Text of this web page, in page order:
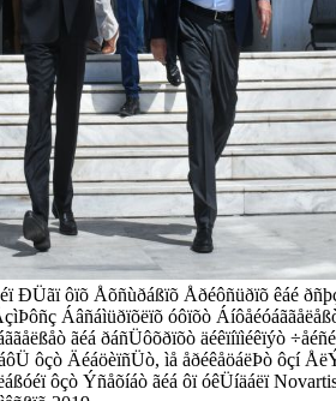
ÐÜãï ôïõ Åõñùðáßïõ Åðéôñüðïõ êáé
Áâñáìüðïõëïõ óôïõò
ãéá ðáñÜôõðïõò äéêïíïìéêïýò
ôçò ÄéáöèïñÜò, ìå åðéêåöáëÞò ôçí
ôçò Ýñåõíáò ãéá ôï óêÜíäáëï